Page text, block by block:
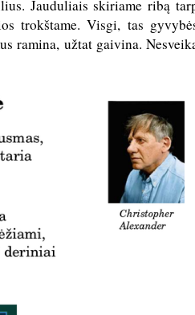
Jauduliais skiriame ribą
trokštame. Visgi, tas
ramina, užtat gaivina.